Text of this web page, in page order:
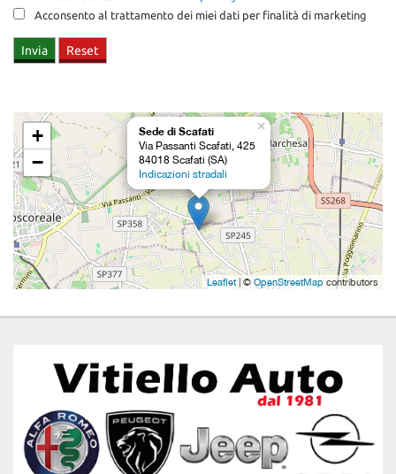
Acconsento al trattamento dei miei dati per finalità di marketing
Sede di Scafati
Via Passanti Scafati, 425
84018 Scafati (SA)
Indicazioni stradali
×
+
−
Leaflet| © OpenStreetMap contributors
sull'utilità
e
sul
funzionamento
strumenti
tracciamento
rimanda
alla
cookie
policy.
Puoi
rivedere
e
qualsiasi
momento.